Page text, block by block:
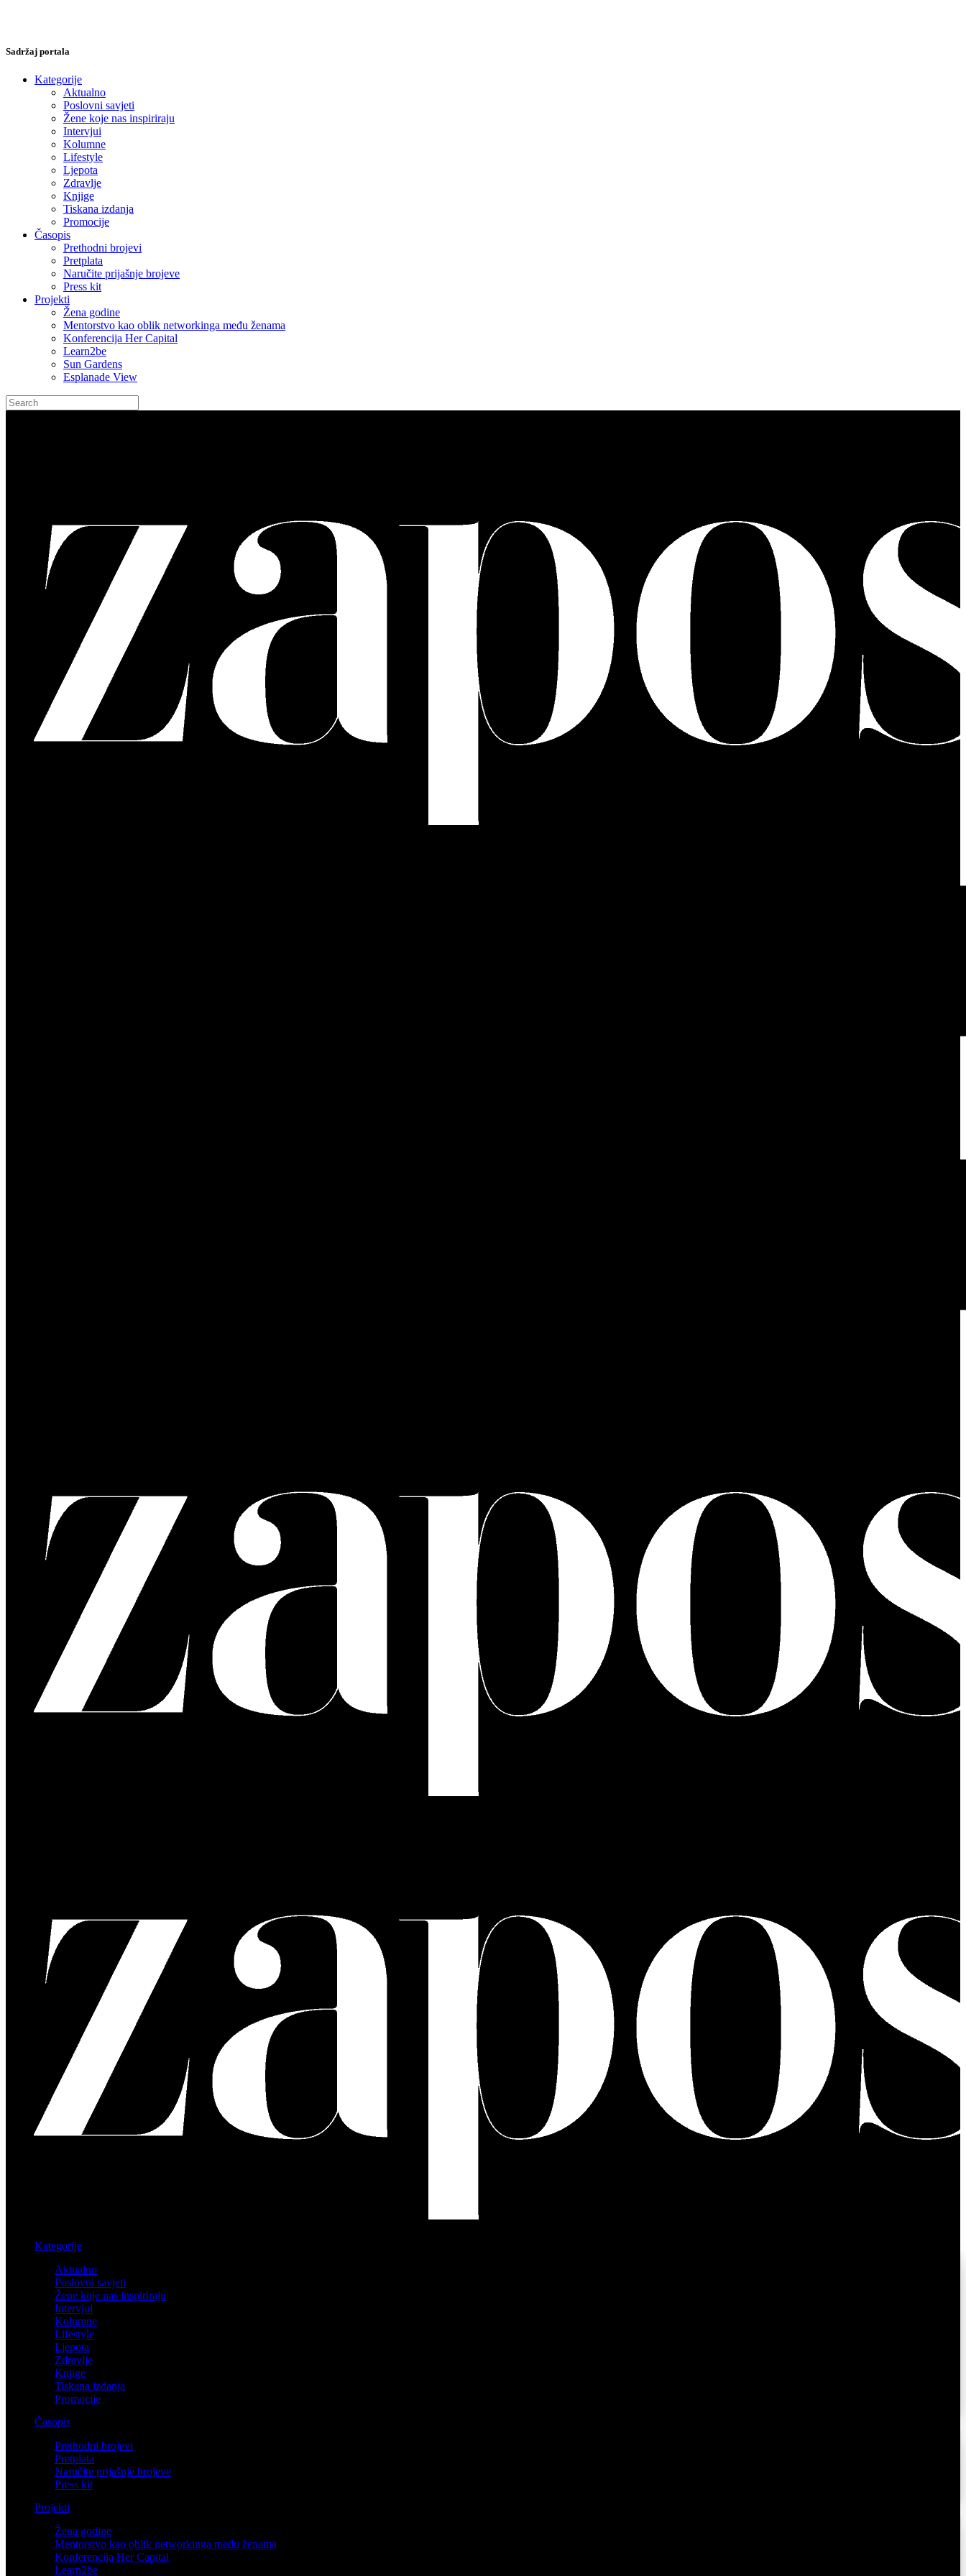
Sadržaj portala
Kategorije
Aktualno
Poslovni savjeti
Žene koje nas inspiriraju
Intervjui
Kolumne
Lifestyle
Ljepota
Zdravlje
Knjige
Tiskana izdanja
Promocije
Časopis
Prethodni brojevi
Pretplata
Naručite prijašnje brojeve
Press kit
Projekti
Žena godine
Mentorstvo kao oblik networkinga među ženama
Konferencija Her Capital
Learn2be
Sun Gardens
Esplanade View
Kategorije
Aktualno
Poslovni savjeti
Žene koje nas inspiriraju
Intervjui
Kolumne
Lifestyle
Ljepota
Zdravlje
Knjige
Tiskana izdanja
Promocije
Časopis
Prethodni brojevi
Pretplata
Naručite prijašnje brojeve
Press kit
Projekti
Žena godine
Mentorstvo kao oblik networkinga među ženama
Konferencija Her Capital
Learn2be